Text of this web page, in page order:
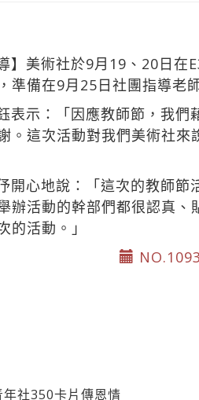
】美術社於9月19、20日
準備在9月25日社團指導老
表示：「因應教師節，我
。這次活動對我們美術社
開心地說：「這次的教師
辦活動的幹部們都很認真
的活動。」
社350卡片傳恩情